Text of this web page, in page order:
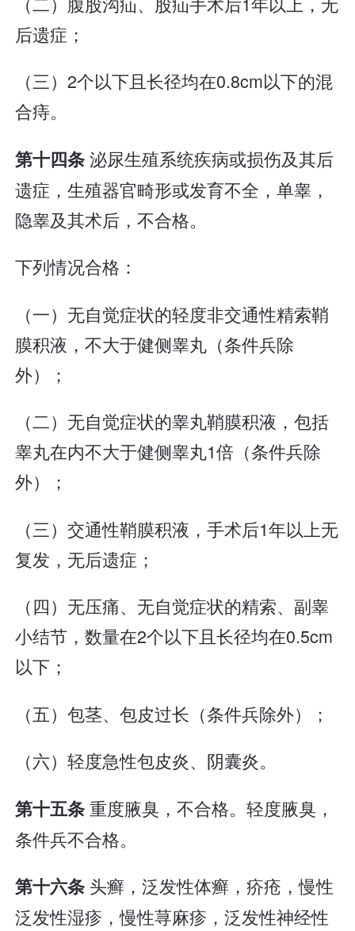
后遗症；
（三）2个以下且长径均在0.8cm以下的混
合痔。
第十四条泌尿生殖系统疾病或损伤及其后
遗症，生殖器官畸形或发育不全，单睾，
隐睾及其术后，不合格。
下列情况合格：
（一）无自觉症状的轻度非交通性精索鞘
膜积液，不大于健侧睾丸（条件兵除
外）；
（二）无自觉症状的睾丸鞘膜积液，包括
睾丸在内不大于健侧睾丸1倍（条件兵除
外）；
（三）交通性鞘膜积液，手术后1年以上无
复发，无后遗症；
（四）无压痛、无自觉症状的精索、副睾
小结节，数量在2个以下且长径均在0.5cm
以下；
（五）包茎、包皮过长（条件兵除外）；
（六）轻度急性包皮炎、阴囊炎。
第十五条重度腋臭，不合格。轻度腋臭，
条件兵不合格。
第十六条 头癣，泛发性体癣，疥疮，慢性
泛发性湿疹，慢性荨麻疹，泛发性神经性